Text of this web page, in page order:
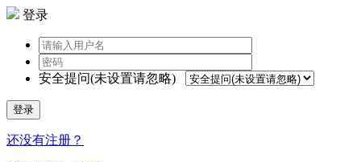
登录
安全提问(未设置请忽略)
登录
还没有注册？